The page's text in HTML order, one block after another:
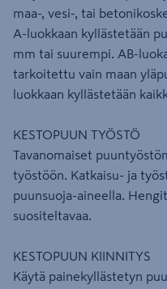
maa-, vesi-, tai
A-luokkaan kyllästetään
mm tai suurempi. AB-
tarkoitettu vain maan
luokkaan kyllästetään
KESTOPUUN TYÖSTÖ
Tavanomaiset
työstöön. Katkaisu- ja
puunsuoja-aineella.
suositeltavaa.
KESTOPUUN KIINNITYS
Käytä painekyllästetyn